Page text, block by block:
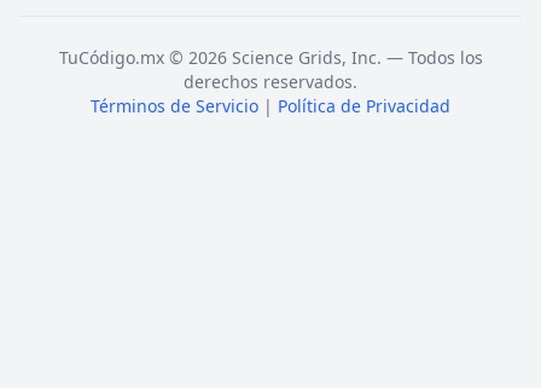
TuCódigo.mx © 2026 Science Grids, Inc. — Todos los
derechos reservados.
Términos de Servicio | Política de Privacidad